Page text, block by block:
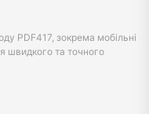
PDF417, зокрема мобільні
швидкого та точного